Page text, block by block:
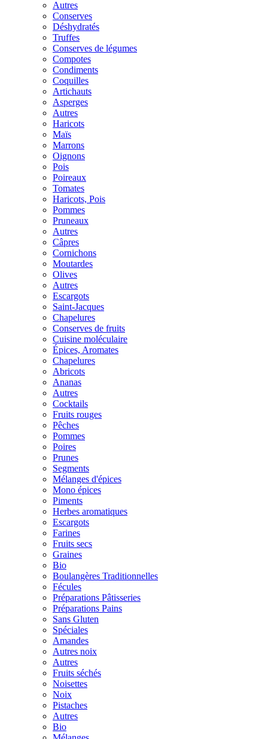
Autres
Conserves
Déshydratés
Truffes
Conserves de légumes
Compotes
Condiments
Coquilles
Artichauts
Asperges
Autres
Haricots
Maïs
Marrons
Oignons
Pois
Poireaux
Tomates
Haricots, Pois
Pommes
Pruneaux
Autres
Câpres
Cornichons
Moutardes
Olives
Autres
Escargots
Saint-Jacques
Chapelures
Conserves de fruits
Cuisine moléculaire
Épices, Aromates
Chapelures
Abricots
Ananas
Autres
Cocktails
Fruits rouges
Pêches
Pommes
Poires
Prunes
Segments
Mélanges d'épices
Mono épices
Piments
Herbes aromatiques
Escargots
Farines
Fruits secs
Graines
Bio
Boulangères Traditionnelles
Fécules
Préparations Pâtisseries
Préparations Pains
Sans Gluten
Spéciales
Amandes
Autres noix
Autres
Fruits séchés
Noisettes
Noix
Pistaches
Autres
Bio